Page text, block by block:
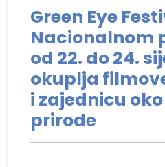
Green Eye
Nacionalnom
od 22. do 24.
okuplja
i zajednicu
prirode